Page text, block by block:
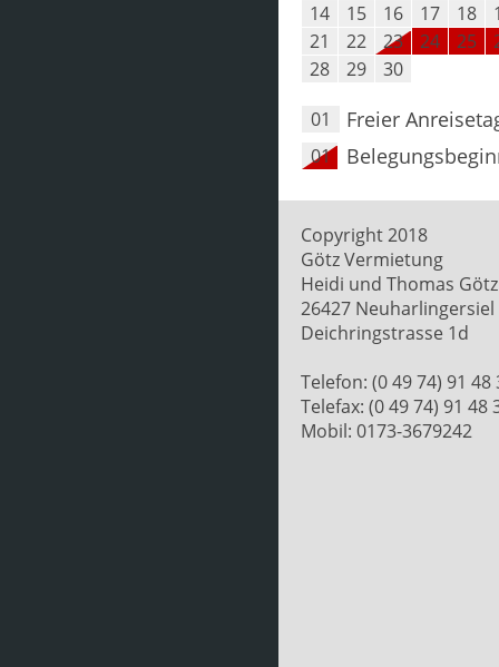
14
15 16 17 18
21
22 23 24 25
28
29 30
01 Freier
01
Copyright 2018
Götz Vermietung
Heidi und Thomas Götz
26427 Neuharlingersiel
Deichringstrasse 1d
Telefon: (0 49 74) 91 48
Telefax: (0 49 74) 91 48
Mobil: 0173-3679242